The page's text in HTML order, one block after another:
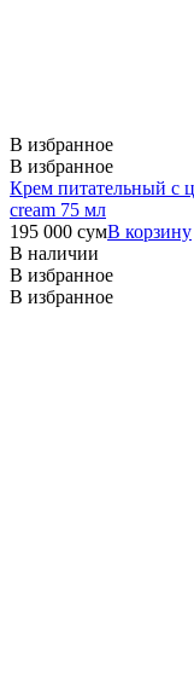
В избранное
В избранное
Крем питательный с
cream 75 мл
195 000 сумВ корзину
В наличии
В избранное
В избранное